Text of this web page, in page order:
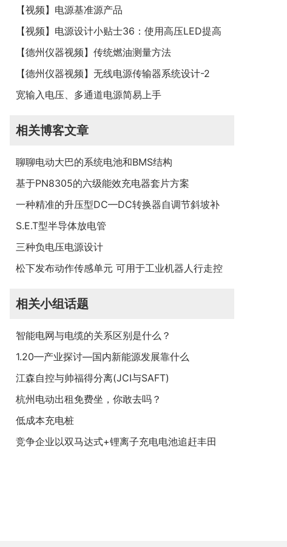
【视频】电源基准源产品
【视频】电源设计小贴士36：使用高压LED提高
灯泡效率
【德州仪器视频】传统燃油测量方法
【德州仪器视频】无线电源传输器系统设计-2
宽输入电压、多通道电源简易上手
相关博客文章
聊聊电动大巴的系统电池和BMS结构
基于PN8305的六级能效充电器套片方案
一种精准的升压型DC—DC转换器自调节斜坡补
偿电路
S.E.T型半导体放电管
三种负电压电源设计
松下发布动作传感单元 可用于工业机器人行走控
相关小组话题
智能电网与电缆的关系区别是什么？
1.20—产业探讨—国内新能源发展靠什么
江森自控与帅福得分离(JCI与SAFT)
杭州电动出租免费坐，你敢去吗？
低成本充电桩
竞争企业以双马达式+锂离子充电电池追赶丰田